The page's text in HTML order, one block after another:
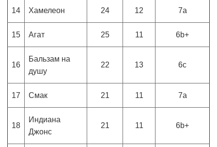
14 Хамелеон 24 12 7a
15 Агат 25 11 6b+
16
Бальзам на
душу
22 13 6c
17 Смак 21 11 7a
18
Индиана
Джонс
21 11 6b+